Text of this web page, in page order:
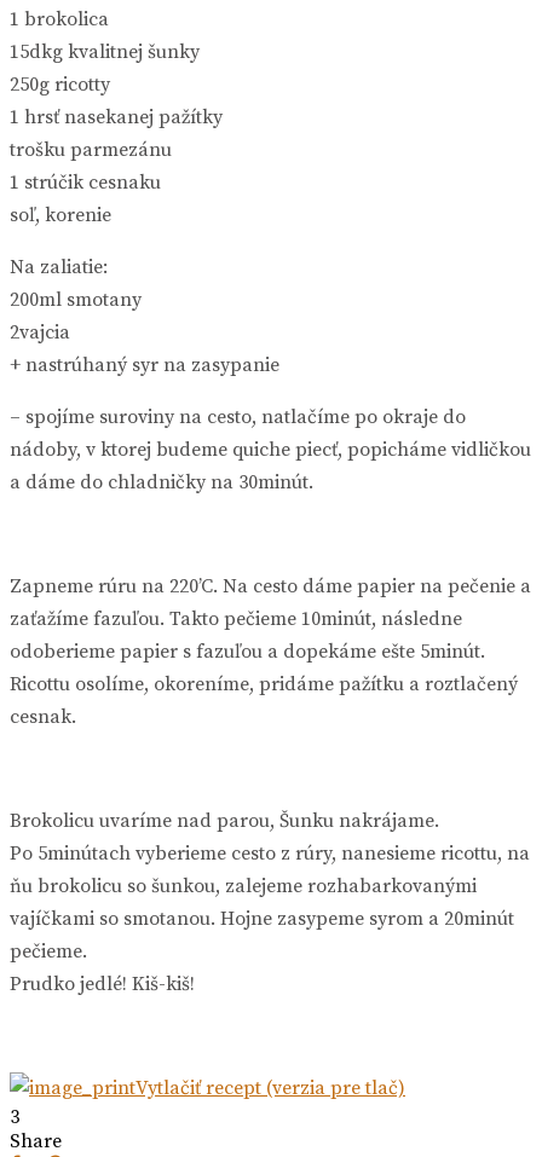
1 brokolica
15dkg kvalitnej šunky
250g ricotty
1 hrsť nasekanej pažítky
trošku parmezánu
1 strúčik cesnaku
soľ, korenie
Na zaliatie:
200ml smotany
2vajcia
+ nastrúhaný syr na zasypanie
– spojíme suroviny na cesto, natlačíme po okraje do
nádoby, v ktorej budeme quiche piecť, popicháme vidličkou
a dáme do chladničky na 30minút.
Zapneme rúru na 220’C. Na cesto dáme papier na pečenie a
zaťažíme fazuľou. Takto pečieme 10minút, následne
odoberieme papier s fazuľou a dopekáme ešte 5minút.
Ricottu osolíme, okoreníme, pridáme pažítku a roztlačený
cesnak.
Brokolicu uvaríme nad parou, Šunku nakrájame.
Po 5minútach vyberieme cesto z rúry, nanesieme ricottu, na
ňu brokolicu so šunkou, zalejeme rozhabarkovanými
vajíčkami so smotanou. Hojne zasypeme syrom a 20minút
pečieme.
Prudko jedlé! Kiš-kiš!
Vytlačiť recept (verzia pre tlač)
3
Share